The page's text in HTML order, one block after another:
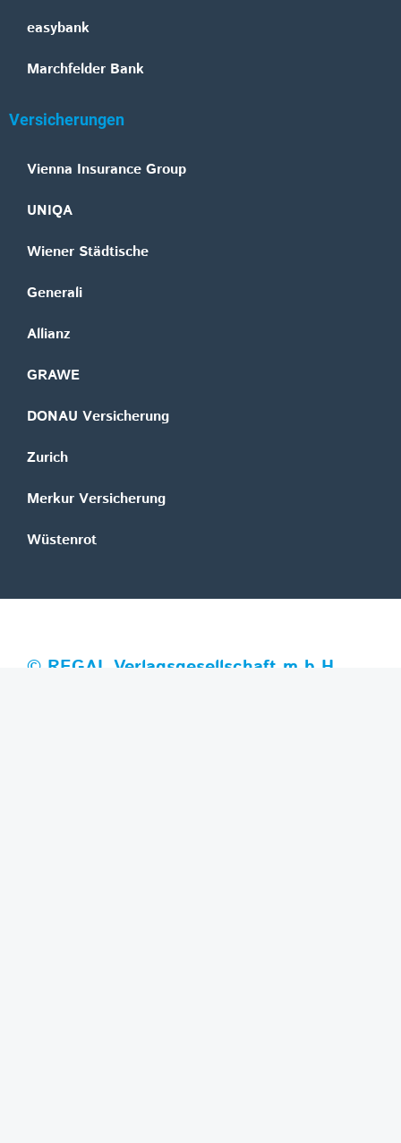
easybank
Marchfelder Bank
Versicherungen
Vienna Insurance Group
UNIQA
Wiener Städtische
Generali
Allianz
GRAWE
DONAU Versicherung
Zurich
Merkur Versicherung
Wüstenrot
© REGAL Verlagsgesellschaft m.b.H.